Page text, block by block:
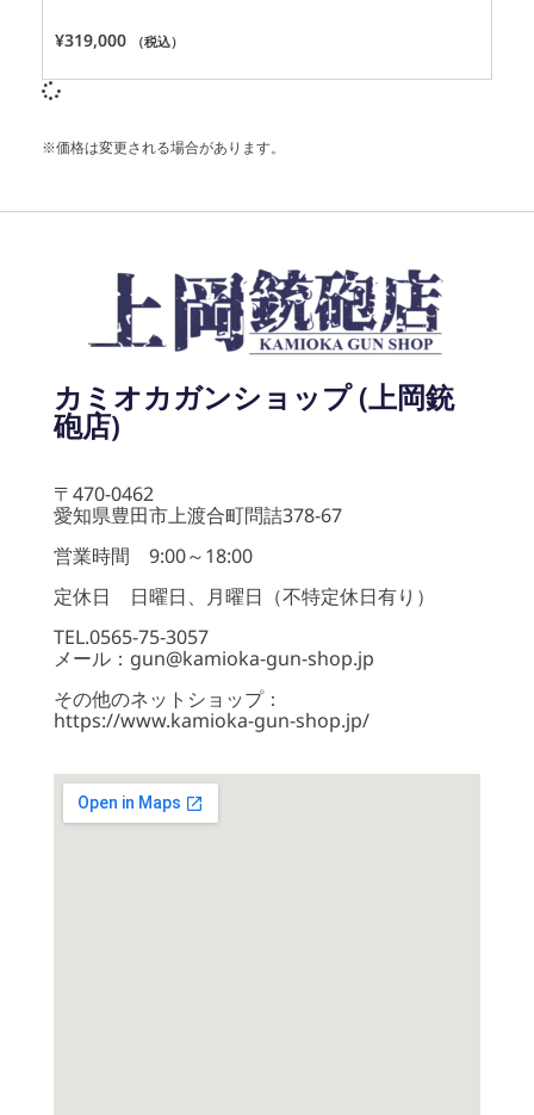
¥319,000 （税込）
※価格は変更される場合があります。
カミオカガンショップ (上岡銃
砲店)
〒470-0462
愛知県豊田市上渡合町問詰378-67
営業時間 9:00～18:00
定休日 日曜日、月曜日（不特定休日有り）
TEL.0565-75-3057
メール：gun@kamioka-gun-shop.jp
その他のネットショップ：
https://www.kamioka-gun-shop.jp/